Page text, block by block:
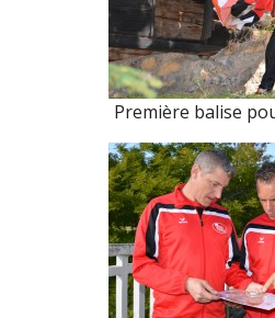
Première balise